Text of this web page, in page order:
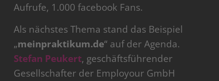
Aufrufe, 1.000 facebook Fans.
Als nächstes Thema stand das Beispiel
„meinpraktikum.de“ auf der Agenda.
Stefan Peukert, geschäftsführender
Gesellschafter der Employour GmbH